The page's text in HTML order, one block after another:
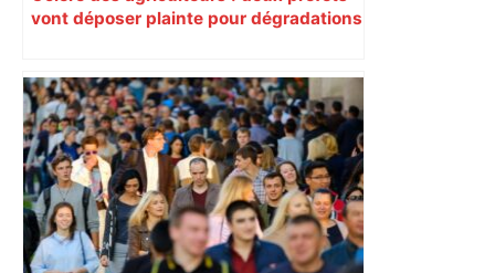
vont déposer plainte pour dégradations